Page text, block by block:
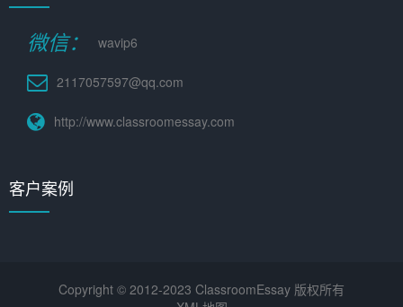
微信： wavip6
2117057597@qq.com
http://www.classroomessay.com
客户案例
Copyright © 2012-2023 ClassroomEssay 版权所有